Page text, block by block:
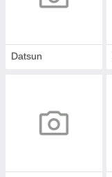
Datsun